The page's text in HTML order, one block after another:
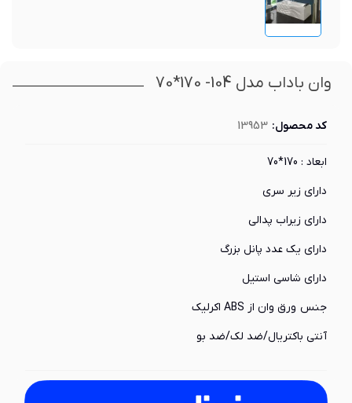
وان باداب مدل 104- 170*70
کد محصول: 13953
ابعاد : 170*70
دارای زیر سری
دارای زیراب پدالی
دارای یک عدد پانل بزرگ
دارای شاسی استیل
جنس ورق وان از ABS اکرلیک
آنتی باکتریال/ضد لک/ضد بو